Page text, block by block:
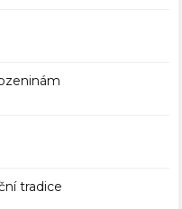
tradice